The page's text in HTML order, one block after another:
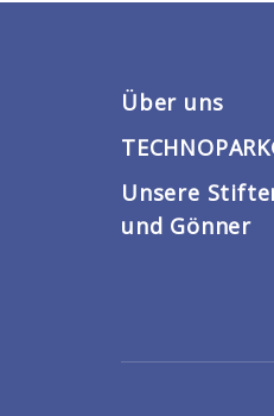
Über uns
Unsere
und Gönner